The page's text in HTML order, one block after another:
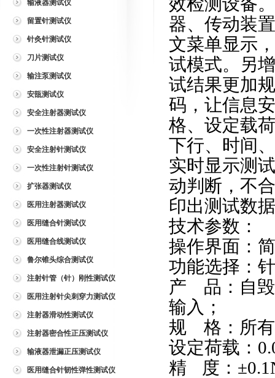
输液器测试仪
留置针测试仪
针灸针测试仪
刀片测试仪
输注泵测试仪
安瓿测试仪
安全注射器测试仪
一次性注射器测试仪
安全注射针测试仪
一次性注射针测试仪
扩张器测试仪
医用注射器测试仪
医用缝合针测试仪
医用缝合线测试仪
鲁尔锥头综合测试仪
注射针管（针）刚性测试仪
医用注射针尖刺穿力测试仪
注射器滑动性测试仪
注射器密合性正压测试仪
输液器泄漏正压测试仪
医用缝合针韧性弹性测试仪
器、传动装
文菜单显示
试模式。另
试结果更加
码，让信息
格、设定载
下行、时间
实时显示测
动判断，不
印出测试数
技术参数：
操作界面：
功能选择：
产
品：自
输入；
规
格：所
设定荷载：
精
度：